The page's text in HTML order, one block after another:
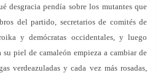
desgracia pendía sobre los mutantes que
del partido, secretarios de comités de
y demócratas occidentales, y luego
piel de camaleón empieza a cambiar de
verdeazuladas y cada vez más rosadas,